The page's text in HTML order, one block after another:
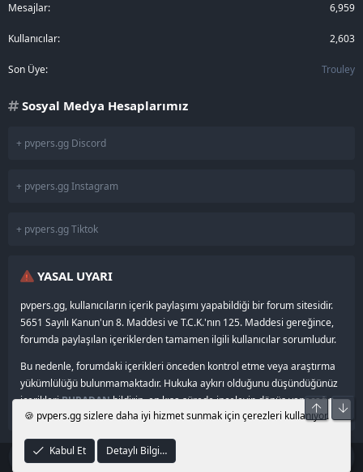
Mesajlar 6,959
Kullanıcılar 2,603
Son Üye Trouley
Sosyal Medya Hesaplarımız
+ pvpers.gg Discord
+ pvpers.gg Instagram
+ pvpers.gg Tiktok
YASAL UYARI
pvpers.gg, kullanıcıların içerik paylaşımı yapabildiği bir forum sitesidir.
5651 Sayılı Kanun'un 8. Maddesi ve T.C.K.'nın 125. Maddesi gereğince,
forumda paylaşılan içeriklerden tamamen ilgili kullanıcılar sorumludur.
Bu nedenle, forumdaki içerikleri önceden kontrol etme veya araştırma
yükümlülüğü bulunmamaktadır. Hukuka aykırı olduğunu düşündüğünüz
içerikleriBURADANbildirin, en kısa sürede inceleyip dönüş yapacağız.
© 2024–2026 pvpers.gg •
🍪 pvpers.gg sizlere daha iyi hizmet sunmak için çerezleri kullanıyor.
Kabul Et Detaylı Bilgi…
Üst Alt